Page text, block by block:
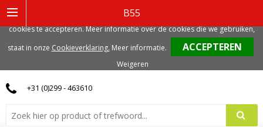
B55
0
+31 (0)299 - 463610
gerelateerde cookies. Voor de beste gebruikerservaring, adviseren we deze
cookies te accepteren. Meer informatie over de cookies die we gebruiken,
staat in onze Cookieverklaring. Meer informatie.
Weigeren